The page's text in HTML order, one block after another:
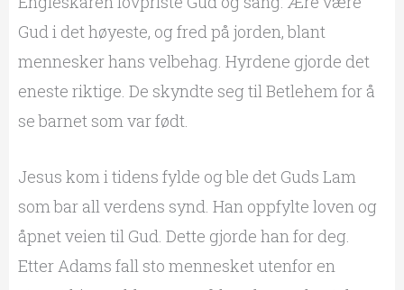
Gud i det høyeste, og fred på jorden, blant
mennesker hans velbehag. Hyrdene gjorde det
eneste riktige. De skyndte seg til Betlehem for å
se barnet som var født.
Jesus kom i tidens fylde og ble det Guds Lam
som bar all verdens synd. Han oppfylte loven og
åpnet veien til Gud. Dette gjorde han for deg.
Etter Adams fall sto mennesket utenfor en